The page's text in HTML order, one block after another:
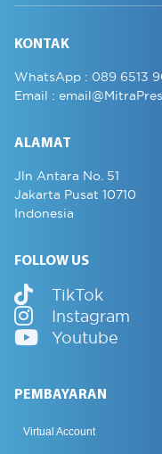
KONTAK
WhatsApp : 089 6513
Email :
ALAMAT
Jln Antara No. 51
Jakarta Pusat 10710
Indonesia
FOLLOW US
TikTok
Instagram
Youtube
PEMBAYARAN
Virtual Account